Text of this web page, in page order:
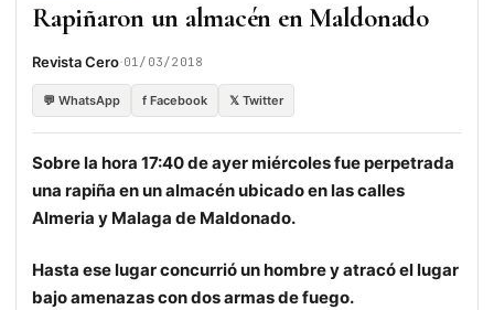
Rapiñaron un almacén en Maldonado
Revista Cero·01/03/2018
💬 WhatsApp f Facebook 𝕏 Twitter
Sobre la hora 17:40 de ayer miércoles fue perpetrada
una rapiña en un almacén ubicado en las calles
Almeria y Malaga de Maldonado.
Hasta ese lugar concurrió un hombre y atracó el lugar
bajo amenazas con dos armas de fuego.